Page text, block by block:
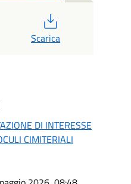
Scarica
DI INTERESSE
CIMITERIALI